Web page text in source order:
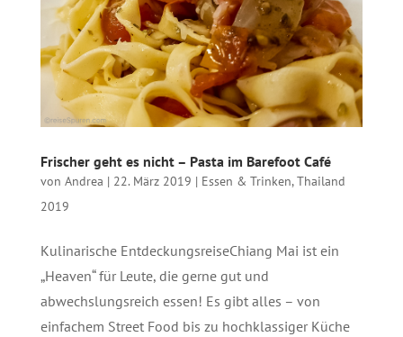
Frischer geht es nicht – Pasta im Barefoot Café
von Andrea | 22. März 2019 | Essen & Trinken,Thailand
2019
Kulinarische EntdeckungsreiseChiang Mai ist ein
„Heaven“ für Leute, die gerne gut und
abwechslungsreich essen! Es gibt alles – von
einfachem Street Food bis zu hochklassiger Küche